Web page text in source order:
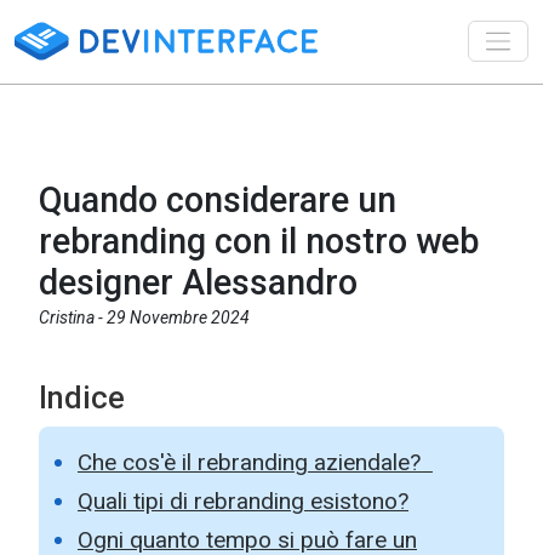
Quando considerare un
rebranding con il nostro web
designer Alessandro
Cristina -29 Novembre 2024
Indice
Che cos'è il rebranding aziendale?
Quali tipi di rebranding esistono?
Ogni quanto tempo si può fare un